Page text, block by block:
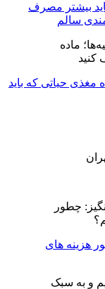
بیشتر مصرف
سالم
مغذی حیاتی که باید
هزینه های